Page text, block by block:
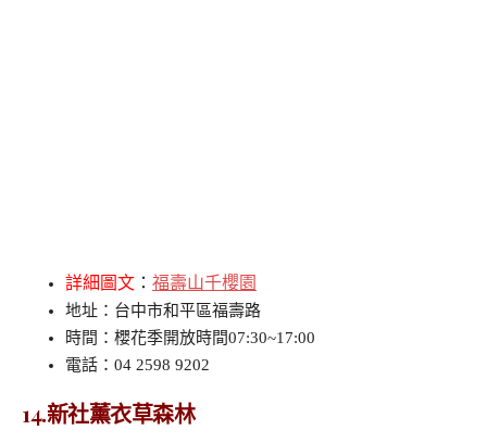
詳細圖文 ： 福壽山千櫻園
地址：台中市和平區福壽路
時間：櫻花季開放時間07:30~17:00
電話：04 2598 9202
14.新社薰衣草森林